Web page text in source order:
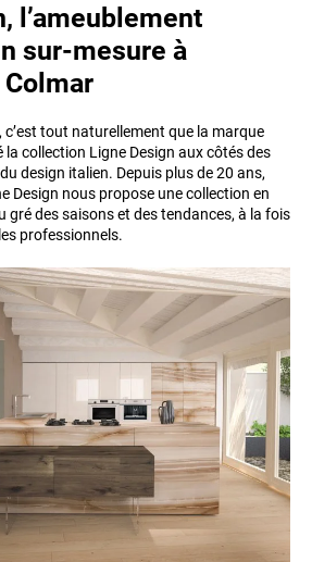
l’ameublement
sur-mesure à
c’est tout naturellement que la marque
la collection Ligne Design aux côtés des
design italien. Depuis plus de 20 ans,
Design nous propose une collection en
gré des saisons et des tendances, à la fois
professionnels.